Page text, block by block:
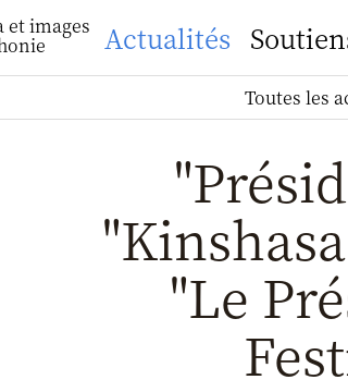
et images Actualités
Toutes les
"Le